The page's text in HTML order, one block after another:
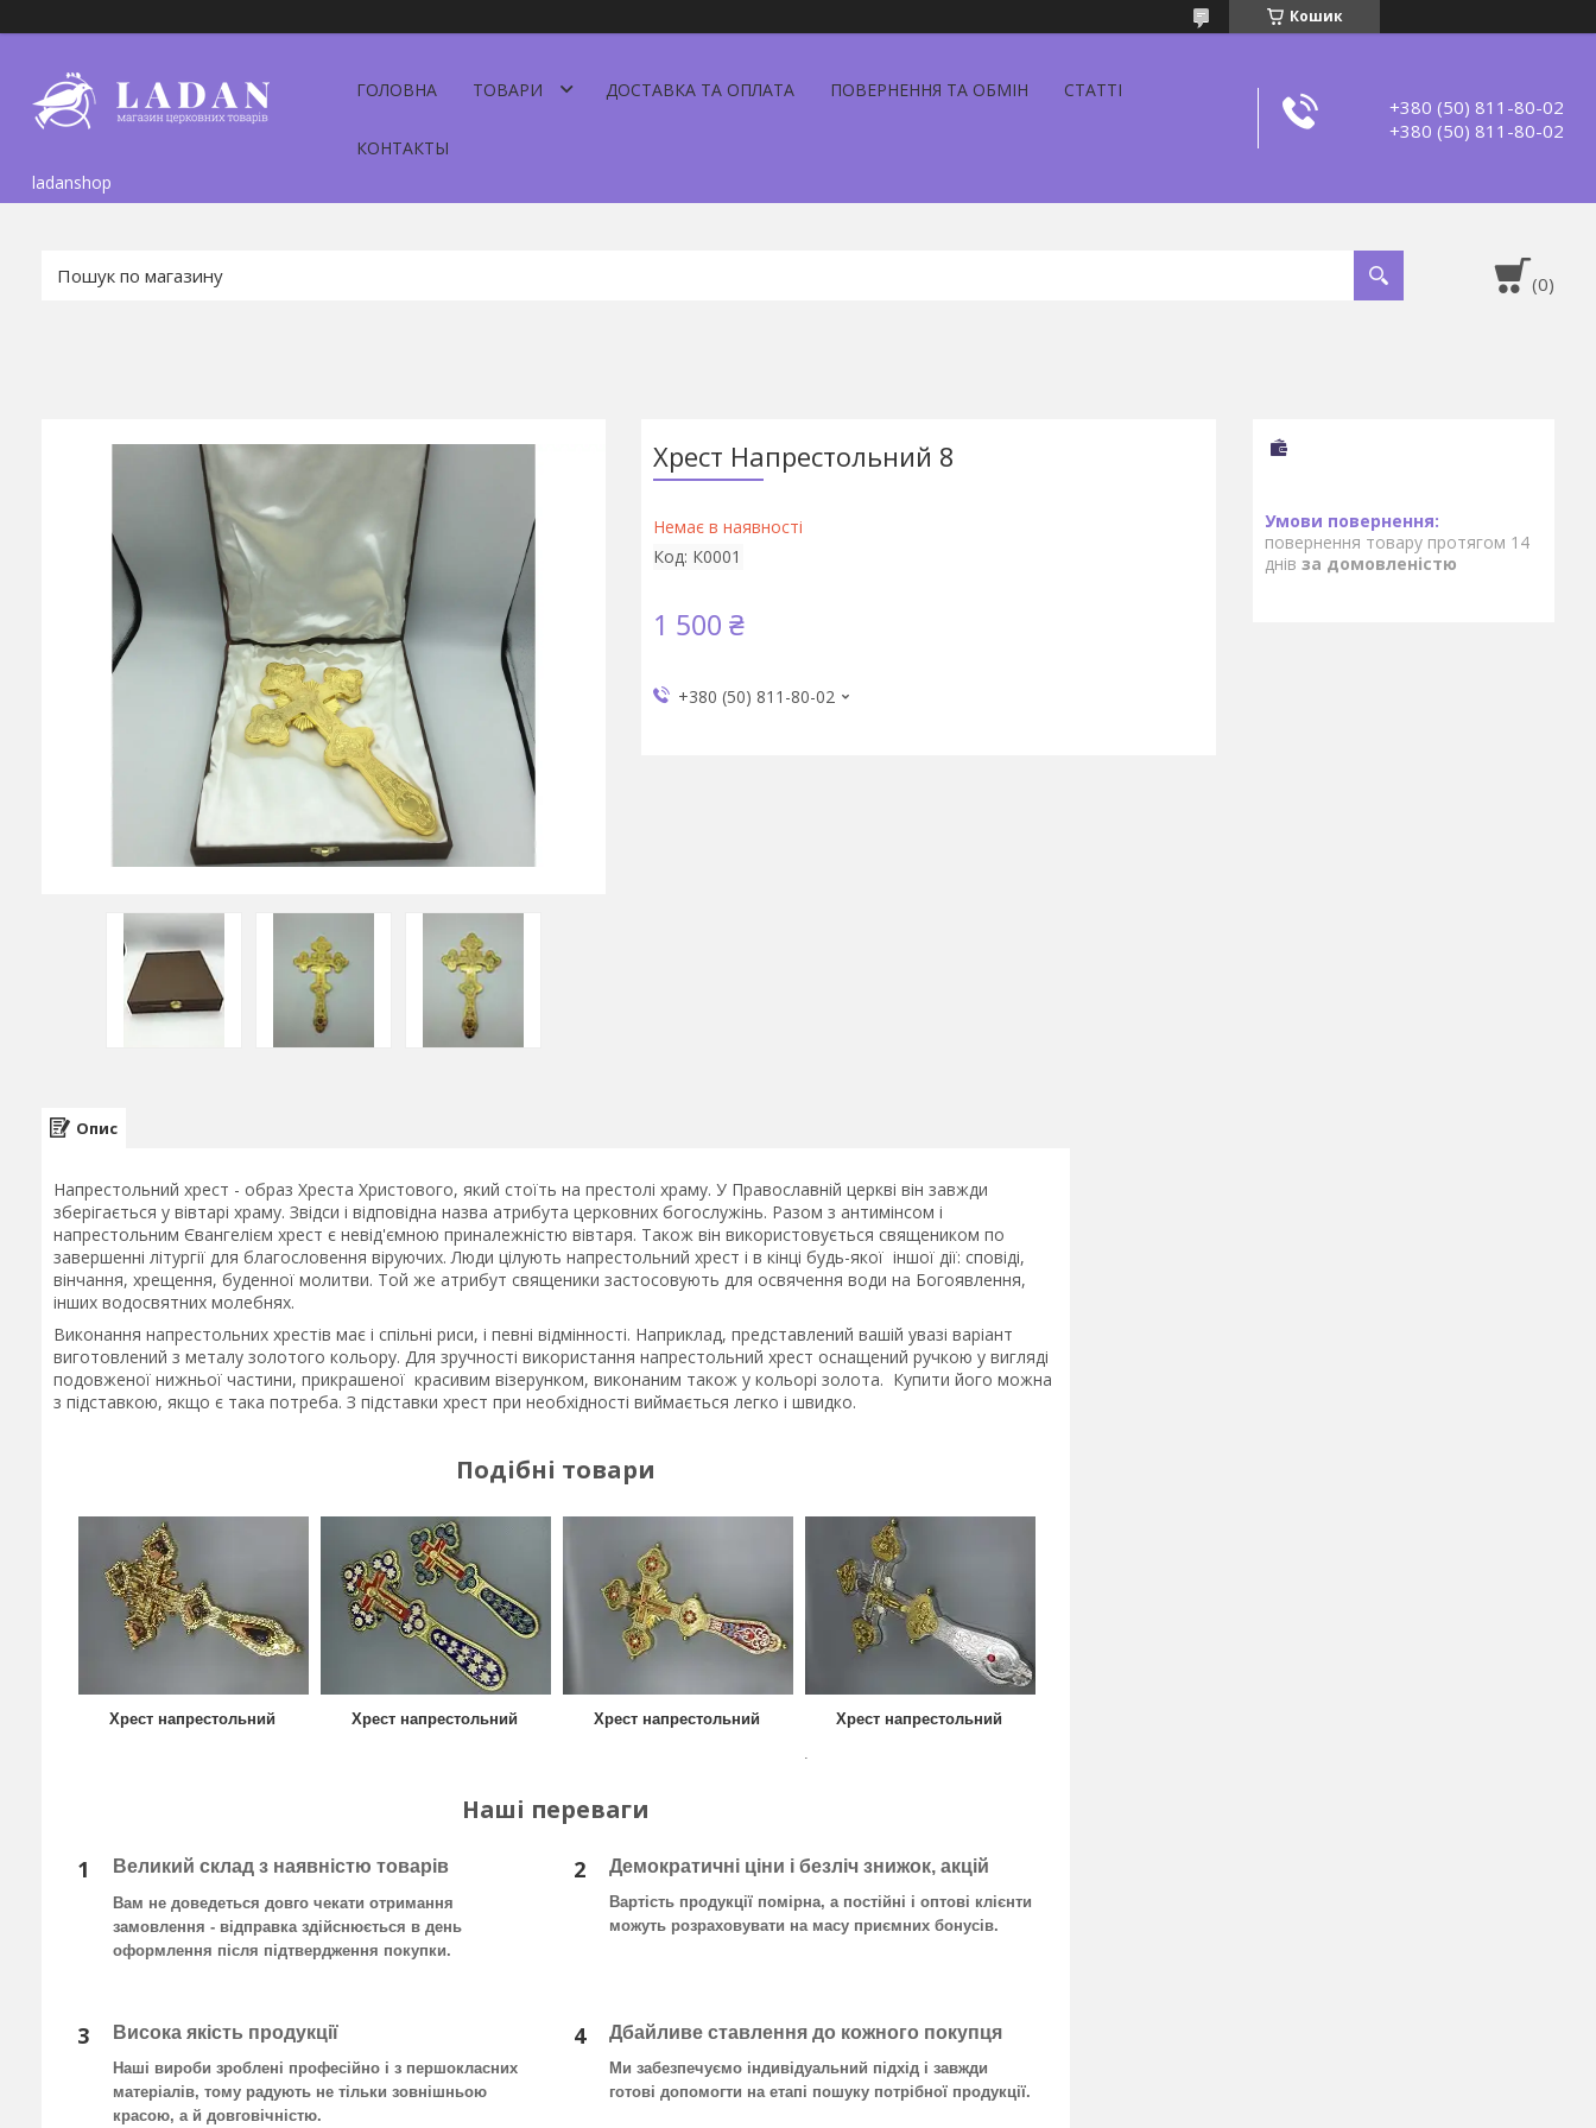
Кошик
ladanshop
ГОЛОВНА ТОВАРИ ДОСТАВКА ТА ОПЛАТА ПОВЕРНЕННЯ ТА ОБМІН СТАТТІ
КОНТАКТЫ
+380 (50) 811-80-02
+380 (50) 811-80-02
Хрест Напрестольний 8
Немає в наявності
Код: К0001
1 500 ₴
+380 (50) 811-80-02
повернення товару протягом 14
днів за домовленістю
Опис
Напрестольний хрест - образ Хреста Христового, який стоїть на престолі храму. У Православній церкві він завжди
зберігається у вівтарі храму. Звідси і відповідна назва атрибута церковних богослужінь. Разом з антимінсом і
напрестольним Євангелієм хрест є невід'ємною приналежністю вівтаря. Також він використовується священиком по
завершенні літургії для благословення віруючих. Люди цілують напрестольний хрест і в кінці будь-якої іншої дії: сповіді,
вінчання, хрещення, буденної молитви. Той же атрибут священики застосовують для освячення води на Богоявлення,
інших водосвятних молебнях.
Виконання напрестольних хрестів має і спільні риси, і певні відмінності. Наприклад, представлений вашій увазі варіант
виготовлений з металу золотого кольору. Для зручності використання напрестольний хрест оснащений ручкою у вигляді
подовженої нижньої частини, прикрашеної красивим візерунком, виконаним також у кольорі золота. Купити його можна
з підставкою, якщо є така потреба. З підставки хрест при необхідності виймається легко і швидко.
Подібні товари
Хрест напрестольний Хрест напрестольний Хрест напрестольний
Хрест напрестольний
Наші переваги
1 Великий склад з наявністю товарів
Вам не доведеться довго чекати отримання
замовлення - відправка здійснюється в день
оформлення після підтвердження покупки.
2 Демократичні ціни і безліч знижок, акцій
Вартість продукції помірна, а постійні і оптові клієнти
можуть розраховувати на масу приємних бонусів.
3 Висока якість продукції
Наші вироби зроблені професійно і з першокласних
матеріалів, тому радують не тільки зовнішньою
красою, а й довговічністю.
4 Дбайливе ставлення до кожного покупця
Ми забезпечуємо індивідуальний підхід і завжди
готові допомогти на етапі пошуку потрібної продукції.